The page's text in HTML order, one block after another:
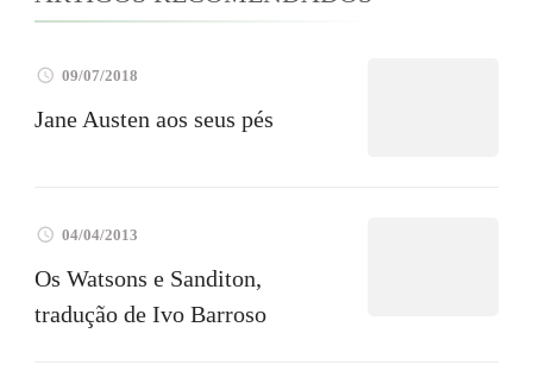
09/07/2018
Jane Austen aos seus pés
04/04/2013
Os Watsons e Sanditon,
tradução de Ivo Barroso